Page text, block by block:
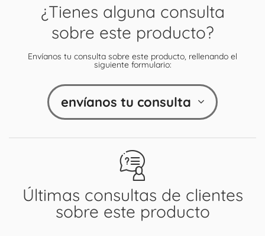
Últimas consultas de clientes
sobre este producto
¿Tienes alguna consulta
sobre este producto?
Envíanos tu consulta sobre este producto, rellenando el
siguiente formulario:
envíanos tu consulta